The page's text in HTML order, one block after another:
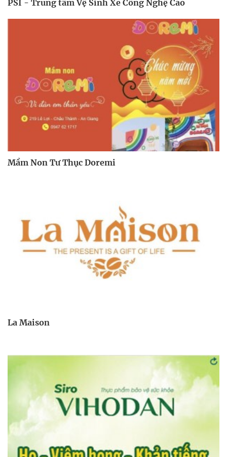
PSI - Trung tâm Vệ Sinh Xe Công Nghệ Cao
Mầm Non Tư Thục Doremi
La Maison